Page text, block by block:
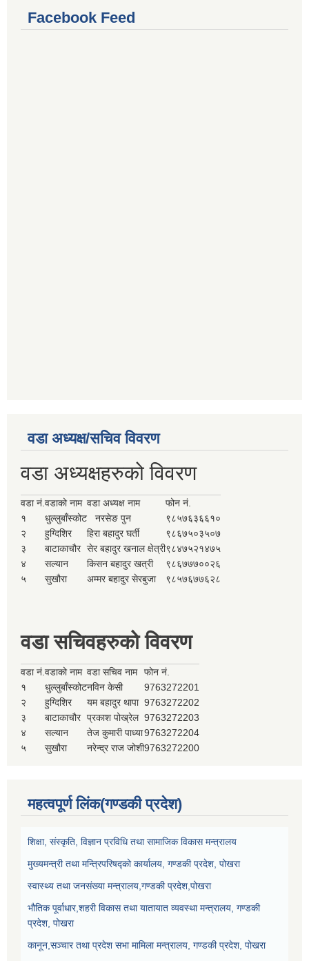
Facebook Feed
वडा अध्यक्ष/सचिव विवरण
वडा अध्यक्षहरुको विवरण
वडा नं.वडाको नाम वडा अध्यक्ष नाम
फोन नं.
१
धुल्लुबाँस्कोट नरसेङ पुन
९८५७६३६६१०
२
हुग्दिशिर हिरा बहादुर घर्ती
९८६७५०३५०७
३
बाटाकाचौर सेर बहादुर खनाल क्षेत्री९८४७५२१४७५
४
सल्यान किसन बहादुर खत्री
९८६७७७००२६
५
सुखौरा अम्मर बहादुर सेरबुजा ९८५७६७७६२८
वडा सचिवहरुको विवरण
वडा नं.वडाको नाम वडा सचिव नाम
फोन नं.
१
धुल्लुबाँस्कोटनविन केसी
9763272201
२
हुग्दिशिर यम बहादुर थापा 9763272202
३
बाटाकाचौर प्रकाश पोख्रेल 9763272203
४
सल्यान तेज कुमारी पाध्या9763272204
५
सुखौरा नरेन्द्र राज जोशी9763272200
महत्वपूर्ण लिंक(गण्डकी प्रदेश)
शिक्षा, संस्कृति, विज्ञान प्रविधि तथा सामाजिक विकास मन्त्रालय
मुख्यमन्त्री तथा मन्त्रिपरिषद्को कार्यालय, गण्डकी प्रदेश, पोखरा
स्वास्थ्य तथा जनसंख्या मन्त्रालय,गण्डकी प्रदेश,पोखरा
भौतिक पूर्वाधार,शहरी विकास तथा यातायात व्यवस्था मन्त्रालय, गण्डकी
प्रदेश, पोखरा
कानून,सञ्चार तथा प्रदेश सभा मामिला मन्त्रालय, गण्डकी प्रदेश, पोखरा